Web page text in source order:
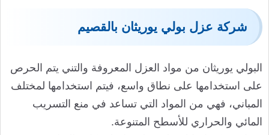
شركة عزل بولي يوريثان بالقصيم
البولي يوريثان من مواد العزل المعروفة والتني يتم الحرص
على استخدامها على نطاق واسع، فيتم استخدامها لمختلف
المباني، فهي من المواد التي تساعد في منع التسريب
المائي والحراري للأسطح المتنوعة.